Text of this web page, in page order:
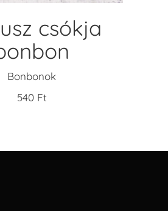
csókja
Bonbonok
540 Ft